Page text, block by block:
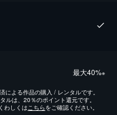
最⼤40%※
よる作品の購入 / レンタルです。
ルは、20％のポイント還元です。
わしくはこちらをご確認ください。